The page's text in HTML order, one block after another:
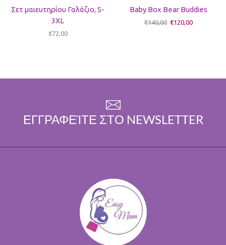
Σετ μαιευτηρίου Γαλάζιο, S-
3XL
€72,00
Baby Box Bear Buddies
€140,00 €120,00
ΕΓΓΡΑΦΕΊΤΕ ΣΤΟ NEWSLETTER